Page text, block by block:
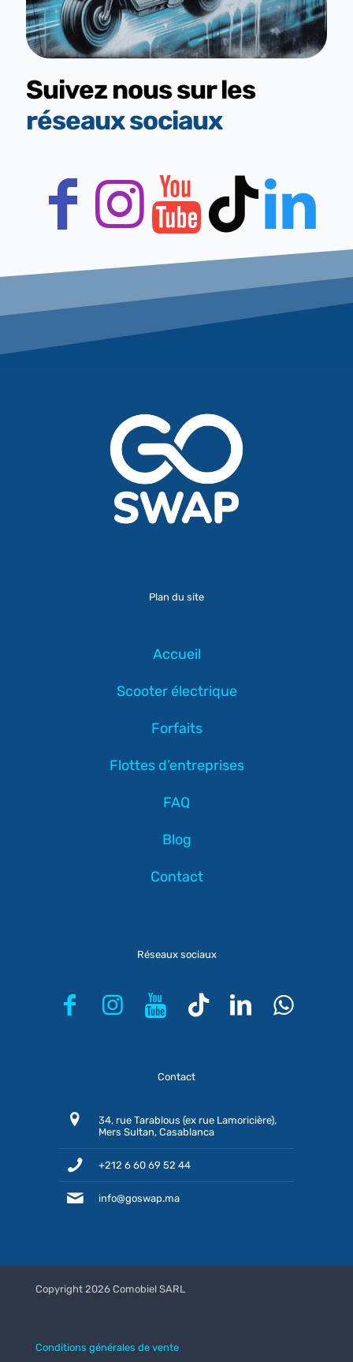
Suivez nous sur les
réseaux sociaux
Plan du site
Accueil
Scooter électrique
Forfaits
Flottes d’entreprises
FAQ
Blog
Contact
Réseaux sociaux
Contact
34, rue Tarablous (ex rue Lamoricière),
Mers Sultan, Casablanca
+212 6 60 69 52 44
info@goswap.ma
Copyright 2026 Comobiel SARL
Conditions générales de vente